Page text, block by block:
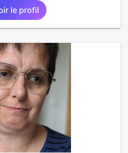
le profil